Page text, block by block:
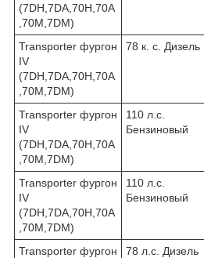
(7DH,7DA,70H,70А
,70M,7DM)
Transporter фургон
IV
(7DH,7DA,70H,70А
,70M,7DM)
78 к. с. Дизель
Transporter фургон
IV
(7DH,7DA,70H,70A
,70M,7DM)
110 л.с.
Бензиновый
Transporter фургон
IV
(7DH,7DA,70H,70A
,70M,7DM)
110 л.с.
Бензиновый
Transporter фургон
78 л.с. Дизель